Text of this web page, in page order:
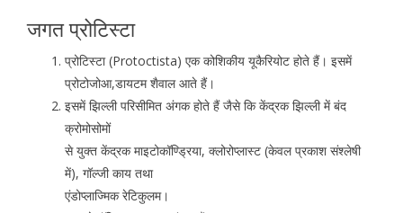
जगत प्रोटिस्टा
प्रोटिस्टा (Protoctista) एक कोशिकीय यूकैरियोट होते हैं। इसमें
प्रोटोजोआ,डायटम शैवाल आते हैं।
इसमें झिल्ली परिसीमित अंगक होते हैं जैसे कि केंद्रक झिल्ली में बंद
क्रोमोसोमों
से युक्त केंद्रक माइटोकॉण्ड्रिया, क्लोरोप्लास्ट (केवल प्रकाश संश्लेषी
में), गॉल्जी काय तथा
एंडोप्लाज्मिक रेटिकुलम।